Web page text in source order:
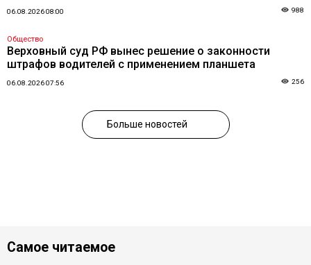
06.08.2026 08:00 988
Общество
Верховный суд РФ вынес решение о законности
штрафов водителей с применением планшета
06.08.2026 07:56 256
Больше новостей
Самое читаемое